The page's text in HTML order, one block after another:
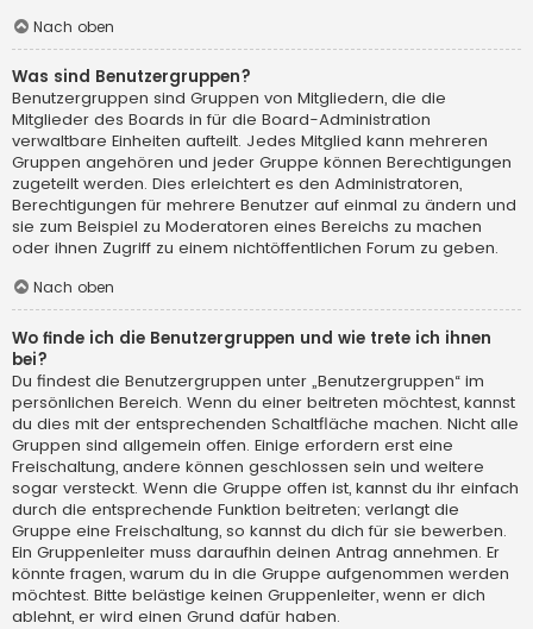
Nach oben
Was sind Benutzergruppen?
Benutzergruppen sind Gruppen von Mitgliedern, die die
Mitglieder des Boards in für die Board-Administration
verwaltbare Einheiten aufteilt. Jedes Mitglied kann mehreren
Gruppen angehören und jeder Gruppe können Berechtigungen
zugeteilt werden. Dies erleichtert es den Administratoren,
Berechtigungen für mehrere Benutzer auf einmal zu ändern und
sie zum Beispiel zu Moderatoren eines Bereichs zu machen
oder ihnen Zugriff zu einem nichtöffentlichen Forum zu geben.
Nach oben
Wo finde ich die Benutzergruppen und wie trete ich ihnen
bei?
Du findest die Benutzergruppen unter „Benutzergruppen“ im
persönlichen Bereich. Wenn du einer beitreten möchtest, kannst
du dies mit der entsprechenden Schaltfläche machen. Nicht alle
Gruppen sind allgemein offen. Einige erfordern erst eine
Freischaltung, andere können geschlossen sein und weitere
sogar versteckt. Wenn die Gruppe offen ist, kannst du ihr einfach
durch die entsprechende Funktion beitreten; verlangt die
Gruppe eine Freischaltung, so kannst du dich für sie bewerben.
Ein Gruppenleiter muss daraufhin deinen Antrag annehmen. Er
könnte fragen, warum du in die Gruppe aufgenommen werden
möchtest. Bitte belästige keinen Gruppenleiter, wenn er dich
ablehnt, er wird einen Grund dafür haben.